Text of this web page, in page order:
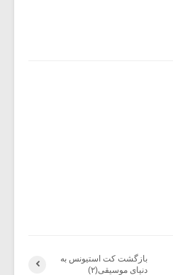
بازگشت کت استیونس به
دنیای موسیقی(۲)